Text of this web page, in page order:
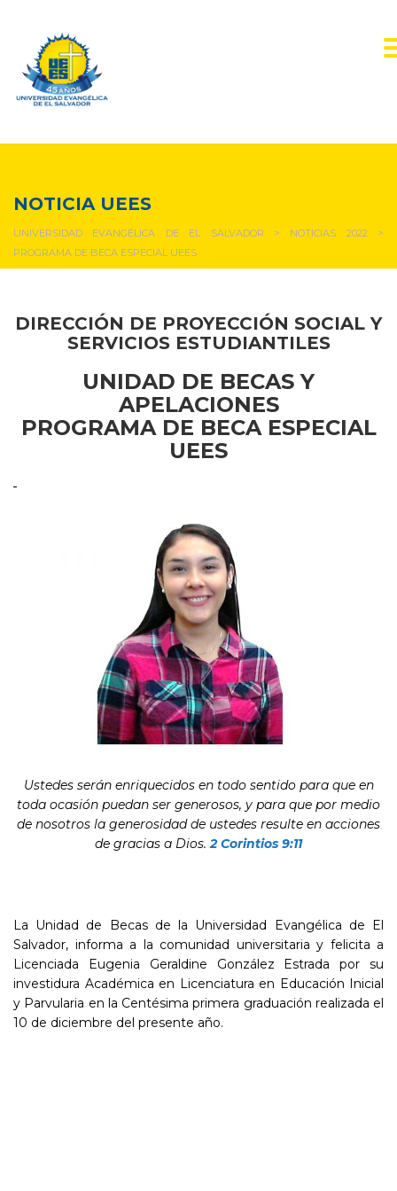
NOTICIA UEES
UNIVERSIDAD EVANGÉLICA DE EL SALVADOR > NOTICIAS 2022>
PROGRAMA DE BECA ESPECIAL UEES
DIRECCIÓN DE PROYECCIÓN SOCIAL Y
SERVICIOS ESTUDIANTILES
UNIDAD DE BECAS Y
APELACIONES
PROGRAMA DE BECA ESPECIAL
UEES
Ustedes serán enriquecidos en todo sentido para que en
toda ocasión puedan ser generosos, y para que por medio
de nosotros la generosidad de ustedes resulte en acciones
de gracias a Dios.2 Corintios 9:11
La Unidad de Becas de la Universidad Evangélica de El
Salvador, informa a la comunidad universitaria y felicita a
Licenciada Eugenia Geraldine González Estrada por su
investidura Académica en Licenciatura en Educación Inicial
y Parvularia en la Centésima primera graduación realizada el
10 de diciembre del presente año.